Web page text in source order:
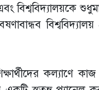
বিশ্ববিদ্যালয়কে
বিশ্ববিদ্যালয়
কল্যাণে